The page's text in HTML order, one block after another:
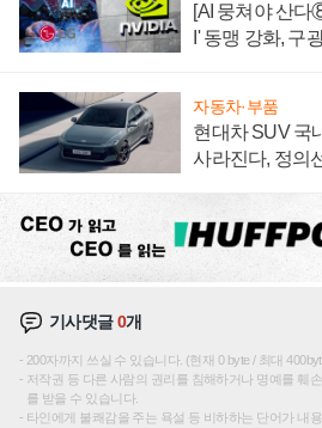
[AI 뭉쳐야 산다
I' 동맹 강화, 구
자동차·부품
현대차 SUV 국
사라진다, 정의
기사댓글0개
200자까지 쓰실 수 있습니다. (현재 0 byte / 최대
저작권 등 다른 사람의 권리를 침해하거나 명예를 훼
를 받을 수 있습니다.
타인에게 불쾌감을 주는 욕설 등 비하하는 단어가 내